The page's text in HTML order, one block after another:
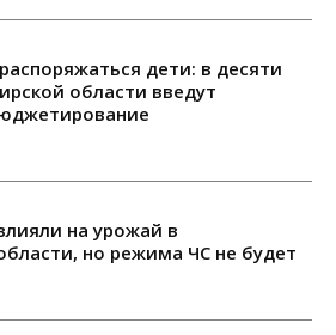
дети: в десяти
области введут
на урожай в
но режима ЧС не будет